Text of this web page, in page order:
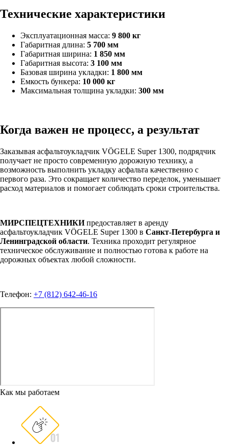
Технические характеристики
Эксплуатационная масса: 9 800 кг
Габаритная длина: 5 700 мм
Габаритная ширина: 1 850 мм
Габаритная высота: 3 100 мм
Базовая ширина укладки: 1 800 мм
Емкость бункера: 10 000 кг
Максимальная толщина укладки: 300 мм
Когда важен не процесс, а результат
Заказывая асфальтоукладчик VÖGELE Super 1300, подрядчик
получает не просто современную дорожную технику, а
возможность выполнить укладку асфальта качественно с
первого раза. Это сокращает количество переделок, уменьшает
расход материалов и помогает соблюдать сроки строительства.
МИРСПЕЦТЕХНИКИпредоставляет в аренду
асфальтоукладчик VÖGELE Super 1300 в Санкт-Петербурга и
Ленинградской области. Техника проходит регулярное
техническое обслуживание и полностью готова к работе на
дорожных объектах любой сложности.
Телефон: +7 (812) 642-46-16
Как мы работаем